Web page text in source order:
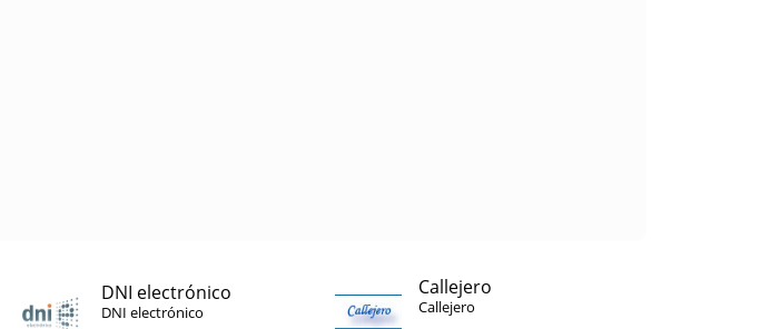
DNI electrónico
DNI electrónico
Callejero
Callejero